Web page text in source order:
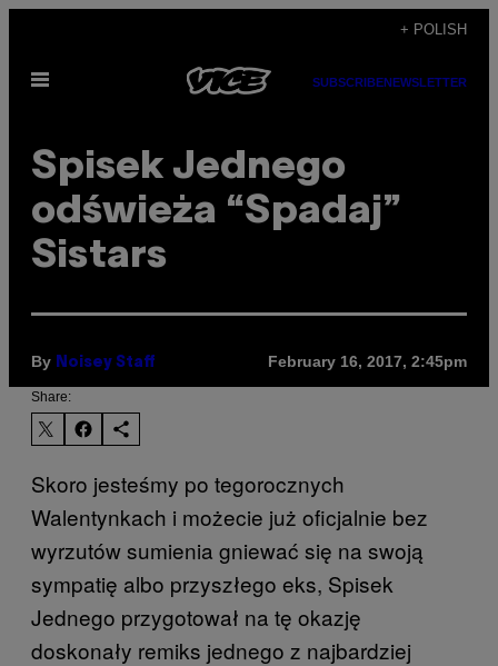
content
+ POLISH
Open
SUBSCRIBENEWSLETTER
Spisek Jednego
odświeża “Spadaj”
Sistars
By Noisey Staff February 16, 2017, 2:45pm
Share:
Skoro jesteśmy po tegorocznych
Walentynkach i możecie już oficjalnie bez
wyrzutów sumienia gniewać się na swoją
sympatię albo przyszłego eks, Spisek
Jednego przygotował na tę okazję
doskonały remiks jednego z najbardziej